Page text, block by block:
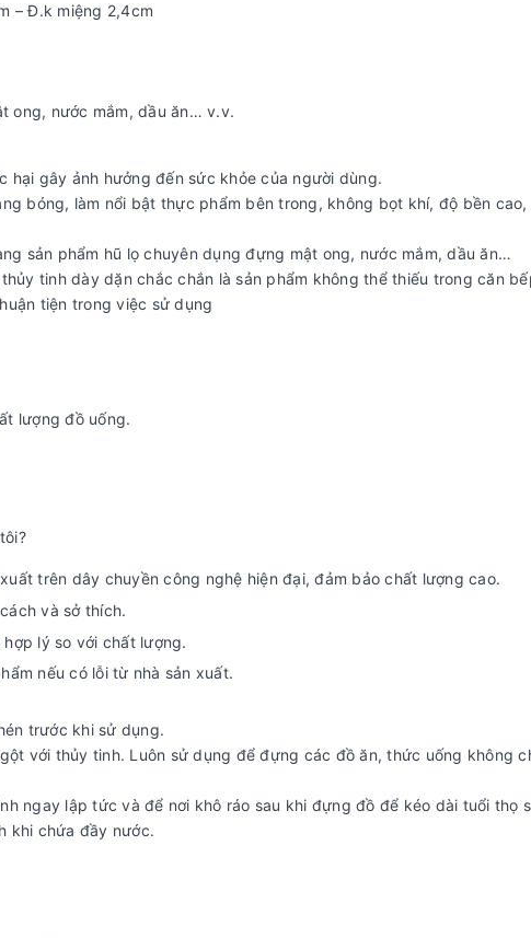
– Đ.k miệng 2,4cm
ong, nước mắm, dầu ăn… v.v.
gây ảnh hưởng đến sức khỏe của người dùng.
bóng, làm nổi bật thực phẩm bên trong, không bọt khí, độ bền cao,
sản phẩm hũ lọ chuyên dụng đựng mật ong, nước mắm, dầu ăn…
tinh dày dặn chắc chắn là sản phẩm không thể thiếu trong căn
tiện trong việc sử dụng
lượng đồ uống.
trên dây chuyền công nghệ hiện đại, đảm bảo chất lượng cao.
và sở thích.
lý so với chất lượng.
nếu có lỗi từ nhà sản xuất.
trước khi sử dụng.
với thủy tinh. Luôn sử dụng để đựng các đồ ăn, thức uống không
ngay lập tức và để nơi khô ráo sau khi đựng đồ để kéo dài tuổi thọ
khi chứa đầy nước.